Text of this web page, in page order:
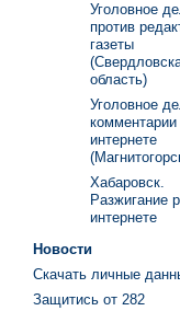
Уголовное
против
газеты
область)
Уголовное
комментарии
интернете
Хабаровск.
Разжигание
интернете
Новости
Скачать личные
Защитись от 282